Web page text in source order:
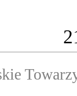
2